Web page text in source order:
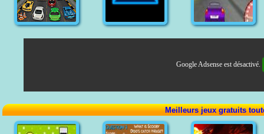
Google Adsense est désactivé.
Meilleurs jeux gratuits